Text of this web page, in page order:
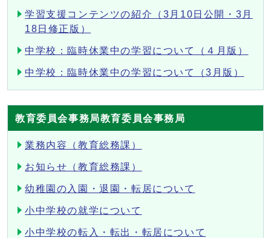
学習支援コンテンツの紹介（3月10日公開・3月
18日修正版）
中学校：臨時休業中の学習について（４月版）
中学校：臨時休業中の学習について（3月版）
教育委員会事務局教育委員会事務局
業務内容（教育総務課）
お知らせ（教育総務課）
幼稚園の入園・退園・転居について
小中学校の就学について
小中学校の転入・転出・転居について